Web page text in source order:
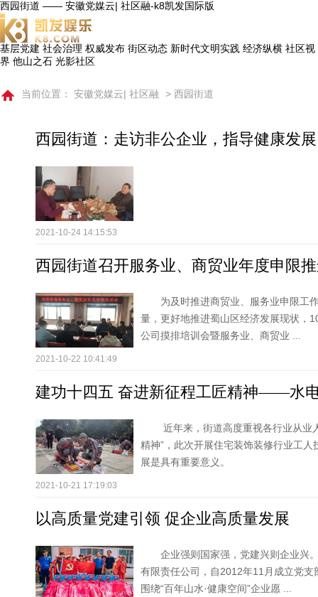
西园街道 —— 安徽党媒云| 社区融-k8凯发国际版
基层党建 社会治理 权威发布 街区动态 新时代文明实践 经济纵横 社区视
界 他山之石 光影社区
当前位置： 安徽党媒云| 社区融 > 西园街道
西园街道：走访非公企业，指导健康发展
2021-10-24 14:15:53
西园街道召开服务业、商贸业年度申限
为及时推进商贸业、服务业申限工
量，更好地推进蜀山区经济发展现状，
公司摸排培训会暨服务业、商贸业 ...
2021-10-22 10:41:49
建功十四五 奋进新征程工匠精神——水
近年来，街道高度重视各行业从业
精神”，此次开展住宅装饰装修行业工
展是具有重要意义。
2021-10-21 17:19:03
以高质量党建引领 促企业高质量发展
企业强则国家强，党建兴则企业兴
有限责任公司，自2012年11月成立党
围绕“百年山水·健康空间”企业愿 ...